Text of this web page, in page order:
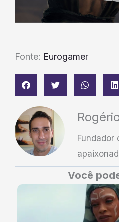
Fonte: Eurogamer
Fundador
Você